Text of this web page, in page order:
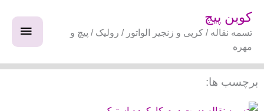
کوبن پیچ
تسمه نقاله / کرپی و زنجیر الواتور / رولیک / پیچ و
مهره
برچسب ها: